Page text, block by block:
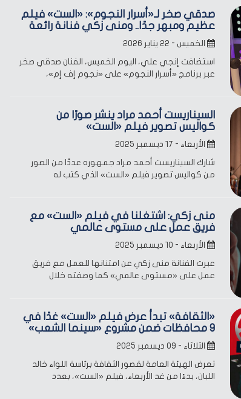
صدقي صخر لـ«أسرار النجوم»: «الست» فيلم
عظيم ومبهر جدًا.. ومنى زكي فنانة رائعة
الخميس - ٢٢ يناير ٢٠٢٦
استضافت إنجي علي، اليوم الخميس، الفنان صدقي صخر
عبر برنامج «أسرار النجوم» على «نجوم إف إم»،
السيناريست أحمد مراد ينشر صورًا من
كواليس تصوير فيلم «الست»
الأربعاء - ١٧ ديسمبر ٢٠٢٥
شارك السيناريست أحمد مراد جمهوره عددًا من الصور
من كواليس تصوير فيلم «الست» الذي كتب له
منى زكي: اشتغلنا في فيلم «الست» مع
فريق عمل على مستوى عالمي
الأربعاء - ١٠ ديسمبر ٢٠٢٥
عبرت الفنانة منى زكي عن امتنانها للعمل مع فريق
عمل على «مستوى عالمي» كما وصفته خلال
«الثقافة» تبدأ عرض فيلم «الست» غدًا في
9 محافظات ضمن مشروع «سينما الشعب»
الثلاثاء - ٠٩ ديسمبر ٢٠٢٥
تعرض الهيئة العامة لقصور الثقافة برئاسة اللواء خالد
اللبان، بدءًا من غد الأربعاء، فيلم «الست»، بعدد